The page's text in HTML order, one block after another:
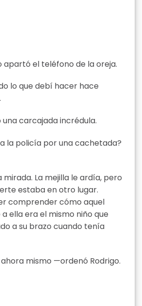
apartó el teléfono de la oreja.
lo que debí hacer hace
carcajada incrédula.
la policía por una cachetada?
La mejilla le ardía, pero
estaba en otro lugar.
comprender cómo aquel
ella era el mismo niño que
a su brazo cuando tenía
mismo —ordenó Rodrigo.